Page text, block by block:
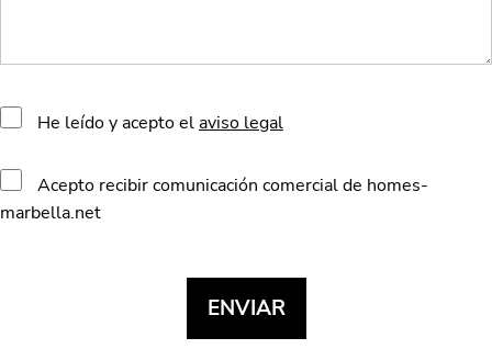
He leído y acepto elaviso legal
Acepto recibir comunicación comercial de homes-
marbella.net